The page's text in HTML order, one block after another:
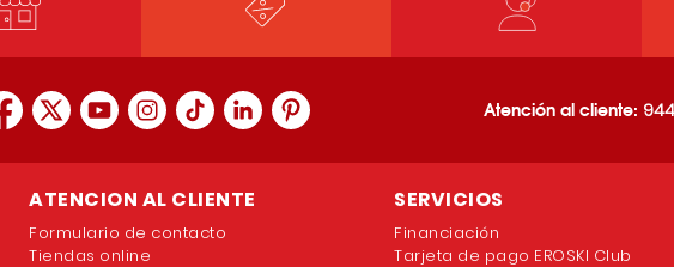
Atención al cliente:
ATENCION AL CLIENTE
Formulario de contacto
Tiendas online
SERVICIOS
Financiación
Tarjeta de pago EROSKI Club